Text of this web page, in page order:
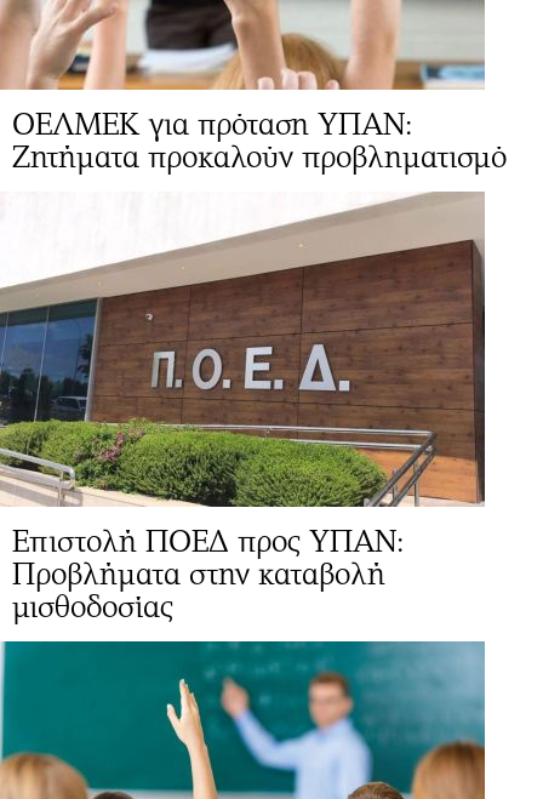
ΟΕΛΜΕΚ για πρόταση ΥΠΑΝ:
Zητήματα προκαλούν προβληματισμό
Επιστολή ΠΟΕΔ προς ΥΠΑΝ:
Προβλήματα στην καταβολή
μισθοδοσίας